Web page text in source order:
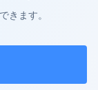
きます。